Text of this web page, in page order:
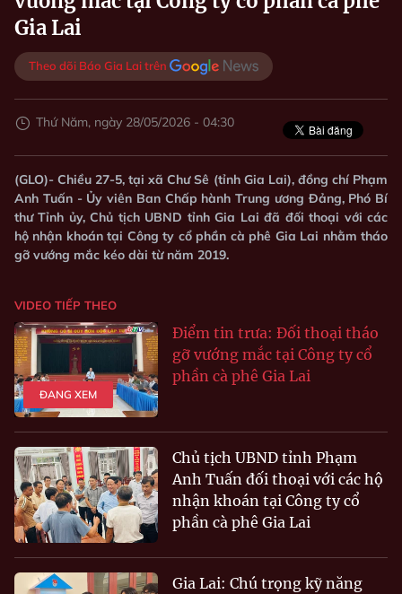
Gia Lai
Theo dõi Báo Gia Lai trên
Thứ Năm, ngày 28/05/2026 - 04:30
(GLO)- Chiều 27-5, tại xã Chư Sê (tỉnh Gia Lai), đồng chí Phạm
Anh Tuấn - Ủy viên Ban Chấp hành Trung ương Đảng, Phó Bí
thư Tỉnh ủy, Chủ tịch UBND tỉnh Gia Lai đã đối thoại với các
hộ nhận khoán tại Công ty cổ phần cà phê Gia Lai nhằm tháo
gỡ vướng mắc kéo dài từ năm 2019.
VIDEO TIẾP THEO
ĐANG XEM
Điểm tin trưa: Đối thoại tháo
gỡ vướng mắc tại Công ty cổ
phần cà phê Gia Lai
Chủ tịch UBND tỉnh Phạm
Anh Tuấn đối thoại với các hộ
nhận khoán tại Công ty cổ
phần cà phê Gia Lai
Gia Lai: Chú trọng kỹ năng